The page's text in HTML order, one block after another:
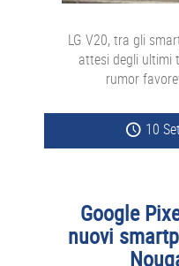
LG V20, tra gli
attesi degli ultimi
rumor
10
Google
nuovi